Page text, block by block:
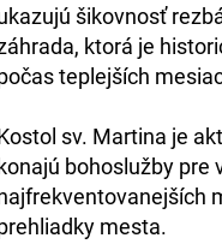
šikovnosť
, ktorá je
teplejších
sv. Martina je
konajú bohoslužby pre
mesta.